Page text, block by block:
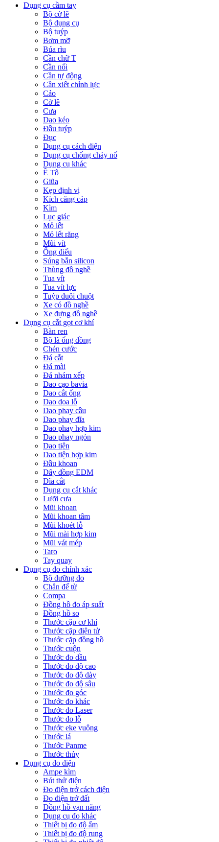
Dụng cụ cầm tay
Bộ cờ lê
Bộ dụng cụ
Bộ tuýp
Bơm mỡ
Búa rìu
Cần chữ T
Cần nối
Cần tự động
Cần xiết chỉnh lực
Cảo
Cờ lê
Cưa
Dao kéo
Đầu tuýp
Đục
Dụng cụ cách điện
Dụng cụ chống cháy nổ
Dụng cụ khác
Ê Tô
Giũa
Kẹp định vị
Kích căng cáp
Kìm
Lục giác
Mỏ lết
Mỏ lết răng
Mũi vít
Ống điếu
Súng bắn silicon
Thùng đồ nghề
Tua vít
Tua vít lực
Tuýp đuôi chuột
Xe có đồ nghề
Xe đựng đồ nghề
Dụng cụ cắt gọt cơ khí
Bàn ren
Bộ lã ống đồng
Chén cước
Đá cắt
Đá mài
Đá nhám xếp
Dao cạo bavia
Dao cắt ống
Dao doa lỗ
Dao phay cầu
Dao phay đĩa
Dao phay hợp kim
Dao phay ngón
Dao tiện
Dao tiện hợp kim
Đầu khoan
Dây đồng EDM
Đĩa cắt
Dụng cụ cắt khác
Lưỡi cưa
Mũi khoan
Mũi khoan tâm
Mũi khoét lỗ
Mũi mài hợp kim
Mũi vát mép
Taro
Tay quay
Dụng cụ đo chính xác
Bộ dưỡng đo
Chân đế từ
Compa
Đồng hồ đo áp suất
Đồng hồ so
Thước cặp cơ khí
Thước cặp điện tử
Thước cặp đồng hồ
Thước cuộn
Thước đo dầu
Thước đo độ cao
Thước đo độ dày
Thước đo độ sâu
Thước đo góc
Thước đo khác
Thước đo Laser
Thước đo lỗ
Thước eke vuông
Thước lá
Thước Panme
Thước thủy
Dụng cụ đo điện
Ampe kìm
Bút thử điện
Đo điện trở cách điện
Đo điện trở đất
Đồng hồ vạn năng
Dụng cụ đo khác
Thiết bị đo độ ẩm
Thiết bị đo độ rung